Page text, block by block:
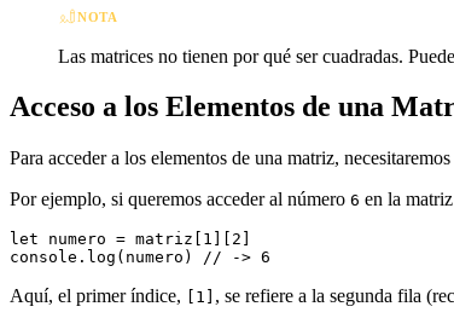
NOTA
Las matrices no tienen por qué ser cuadradas.
Acceso a los Elementos de una
Para acceder a los elementos de una matriz,
Por ejemplo, si queremos acceder al número 6 en la
let numero = matriz[1][2]
Aquí, el primer índice, [1] , se refiere a la segunda fila